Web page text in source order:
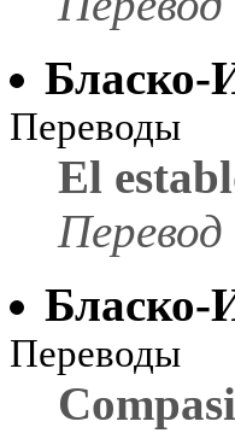
Бласко-
Переводы
El
Перевод
Бласко-
Переводы